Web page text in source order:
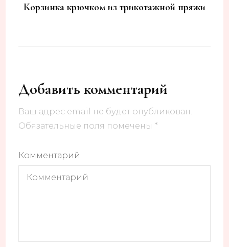
Корзинка крючком из трикотажной пряжи
Добавить комментарий
Ваш адрес email не будет опубликован.
Обязательные поля помечены *
Комментарий